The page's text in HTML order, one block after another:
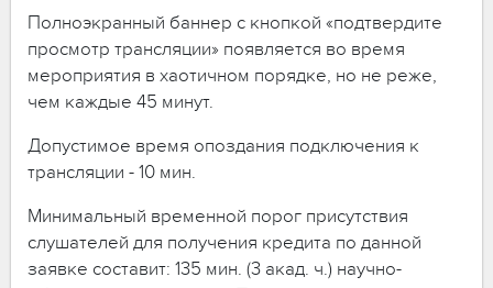
Полноэкранный баннер с кнопкой «подтвердите
просмотр трансляции» появляется во время
мероприятия в хаотичном порядке, но не реже,
чем каждые 45 минут.
Допустимое время опоздания подключения к
трансляции - 10 мин.
Минимальный временной порог присутствия
слушателей для получения кредита по данной
заявке составит: 135 мин. (3 акад. ч.) научно-